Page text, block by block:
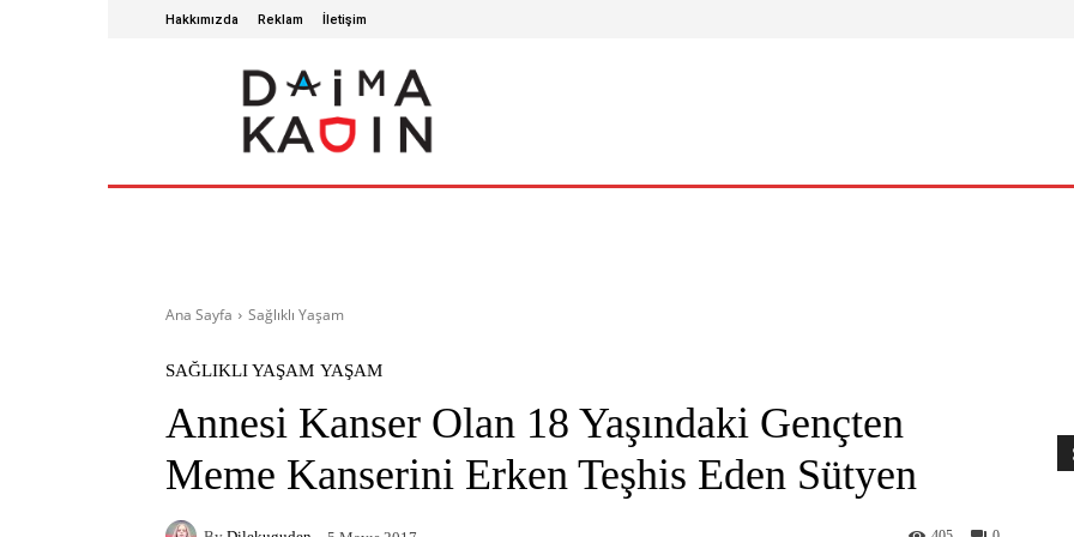
Hakkımızda Reklam İletişim
Ana Sayfa Sağlıklı Yaşam
SAĞLIKLI YAŞAM YAŞAM
Annesi Kanser Olan 18 Yaşındaki Gençten
Meme Kanserini Erken Teşhis Eden Sütyen